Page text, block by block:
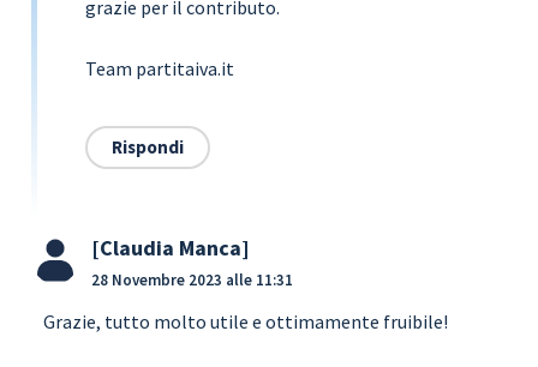
grazie per il contributo.
Team partitaiva.it
Rispondi
Claudia Manca
28 Novembre 2023 alle 11:31
Grazie, tutto molto utile e ottimamente fruibile!